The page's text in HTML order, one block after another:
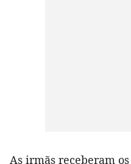
As irmãs receberam